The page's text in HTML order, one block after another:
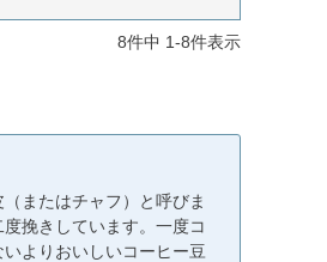
8件中 1-8件表示
またはチャフ）と呼びま
挽きしています。一度コ
よりおいしいコーヒー豆